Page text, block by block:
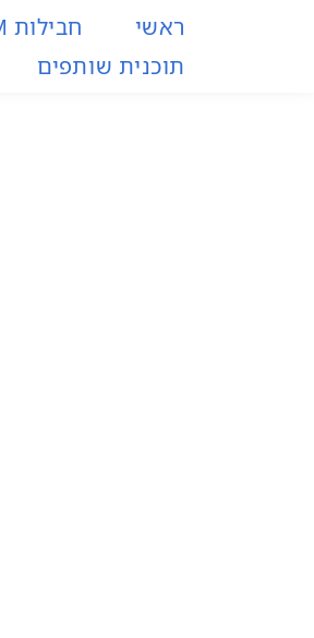
ראשי חבילות eSIM​ לחול
תוכנית שותפים